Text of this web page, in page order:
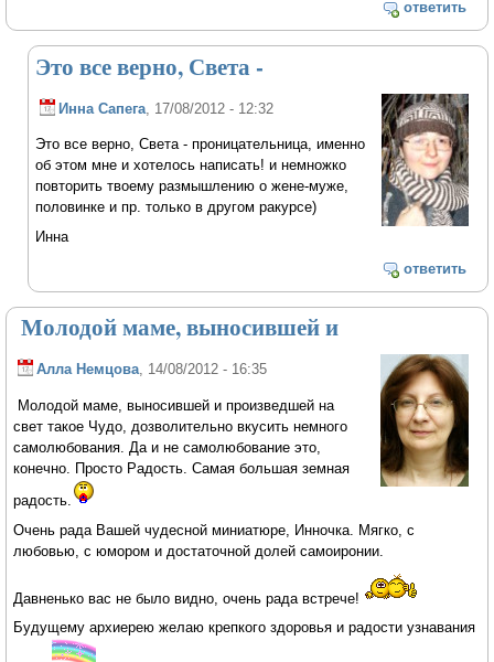
ответить
Это все верно, Света -
Инна Сапега , 17/08/2012 - 12:32
Это все верно, Света - проницательница, именно
об этом мне и хотелось написать! и немножко
повторить твоему размышлению о жене-муже,
половинке и пр. только в другом ракурсе)
Инна
ответить
Молодой маме, выносившей и
Алла Немцова, 14/08/2012 - 16:35
Молодой маме, выносившей и произведшей на
свет такое Чудо, дозволительно вкусить немного
самолюбования. Да и не самолюбование это,
конечно. Просто Радость. Самая большая земная
радость.
Очень рада Вашей чудесной миниатюре, Инночка. Мягко, с
любовью, с юмором и достаточной долей самоиронии.
Давненько вас не было видно, очень рада встрече!
Будущему архиерею желаю крепкого здоровья и радости узнавания